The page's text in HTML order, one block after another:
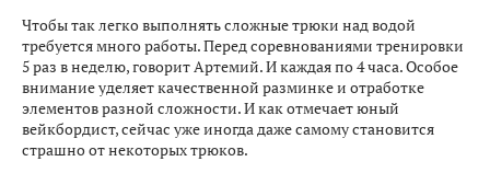
Чтобы так легко выполнять сложные трюки над водой
требуется много работы. Перед соревнованиями тренировки
5 раз в неделю, говорит Артемий. И каждая по 4 часа. Особое
внимание уделяет качественной разминке и отработке
элементов разной сложности. И как отмечает юный
вейкбордист, сейчас уже иногда даже самому становится
страшно от некоторых трюков.